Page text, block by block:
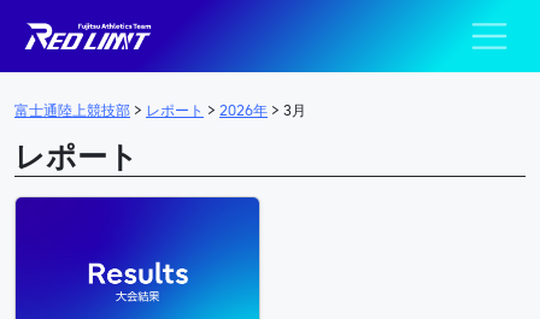
メインナビゲーション
陸上競技部 –
富士通陸上競技部 > レポート > 2026年 > 3月
レポート